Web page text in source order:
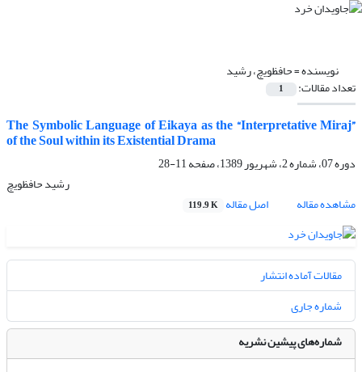
نویسنده =حافظویچ، رشید
تعداد مقالات: 1
The Symbolic Language of Eikaya as the “Interpretative Miraj”
of the Soul within its Existential Drama
دوره 07، شماره 2، شهریور 1389، صفحه
11-28
رشید حافظویچ
مشاهده مقاله
اصل مقاله 119.9 K
مقالات آماده انتشار
شماره جاری
شماره‌های پیشین نشریه